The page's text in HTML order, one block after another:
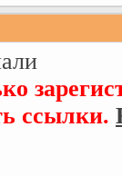
ссылки.